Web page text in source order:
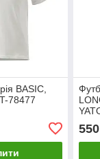
BASIC,
78477
550